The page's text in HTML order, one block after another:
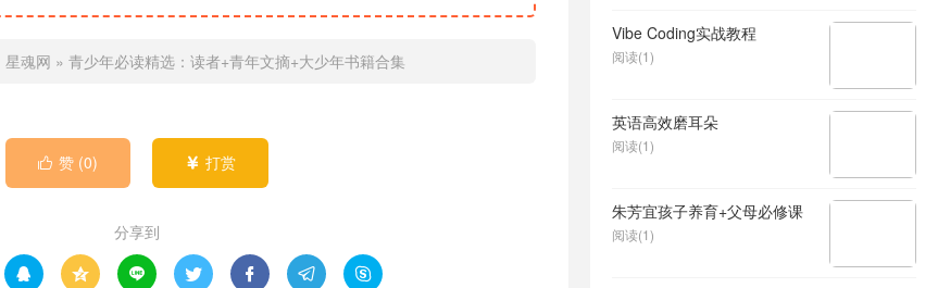
星魂网 » 青少年必读精选：读者+青年文摘+大少年书籍合集
 赞 (0)  打赏
分享到
      
Vibe Coding实战教程
阅读(1)
英语高效磨耳朵
阅读(1)
朱芳宜孩子养育+父母必修课
阅读(1)